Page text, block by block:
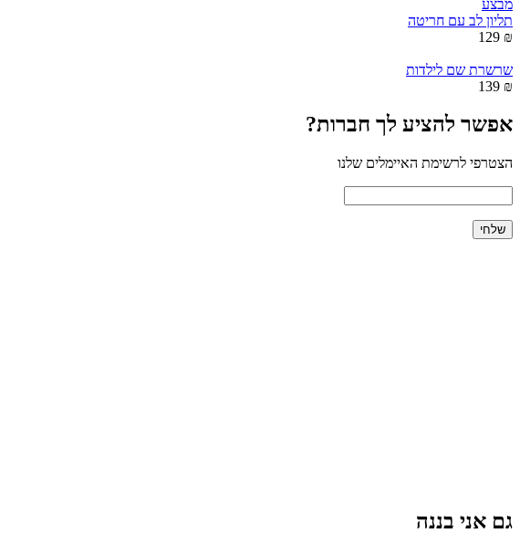
מבצע
תליון לב עם חריטה
₪ 129
שרשרת שם לילדות
₪ 139
אפשר להציע לך חברות?
הצטרפי לרשימת האיימלים שלנו
גם אני בננה